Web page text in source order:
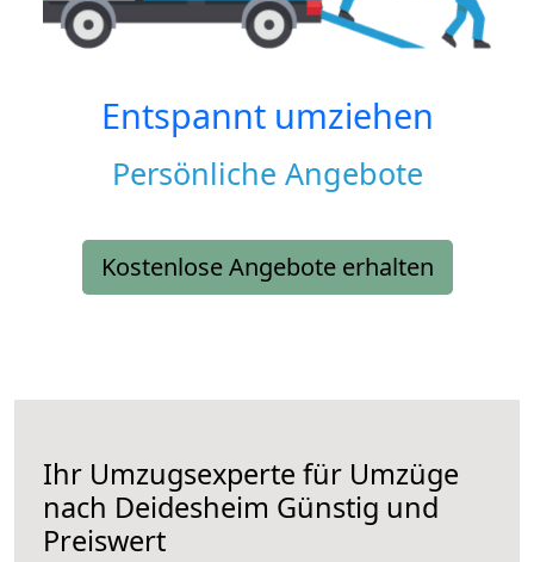
Entspannt umziehen
Persönliche Angebote
Kostenlose Angebote erhalten
Ihr Umzugsexperte für Umzüge
nach Deidesheim Günstig und
Preiswert